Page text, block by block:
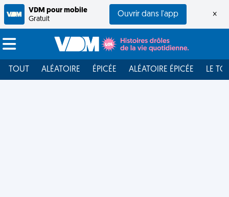
VDM pour mobile
Gratuit
Ouvrir dans l'app ×
TOUT ALÉATOIRE ÉPICÉE ALÉATOIRE ÉPICÉE LE